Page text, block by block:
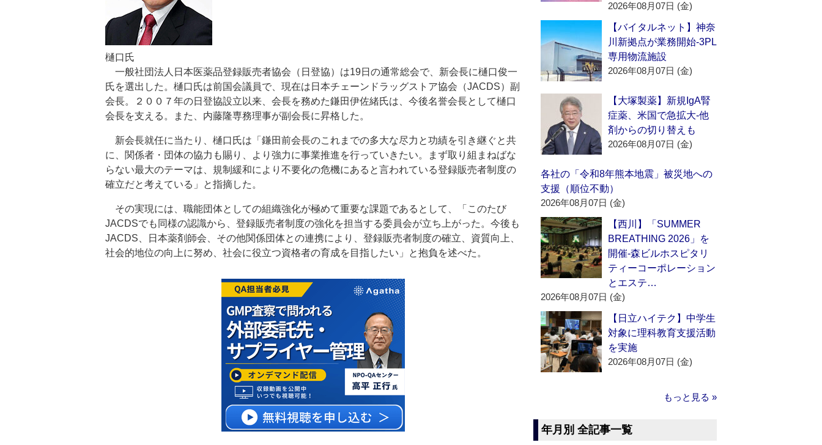
樋口氏
一般社団法人日本医薬品登録販売者協会（日登協）は19日の通常総会で、新会長に樋口俊一
氏を選出した。樋口氏は前国会議員で、現在は日本チェーンドラッグストア協会（JACDS）副
会長。２００７年の日登協設立以来、会長を務めた鎌田伊佐緒氏は、今後名誉会長として樋口
会長を支える。また、内藤隆専務理事が副会長に昇格した。
新会長就任に当たり、樋口氏は「鎌田前会長のこれまでの多大な尽力と功績を引き継ぐと共
に、関係者・団体の協力も賜り、より強力に事業推進を行っていきたい。まず取り組まねばな
らない最大のテーマは、規制緩和により不要化の危機にあると言われている登録販売者制度の
確立だと考えている」と指摘した。
その実現には、職能団体としての組織強化が極めて重要な課題であるとして、「このたび
JACDSでも同様の認識から、登録販売者制度の強化を担当する委員会が立ち上がった。今後も
JACDS、日本薬剤師会、その他関係団体との連携により、登録販売者制度の確立、資質向上、
社会的地位の向上に努め、社会に役立つ資格者の育成を目指したい」と抱負を述べた。
2026年08月07日 (金)
【バイタルネット】神奈
川新拠点が業務開始‐3PL
専用物流施設
2026年08月07日 (金)
【大塚製薬】新規IgA腎
症薬、米国で急拡大‐他
剤からの切り替えも
2026年08月07日 (金)
各社の「令和8年熊本地震」被災地への
支援（順位不動）
2026年08月07日 (金)
【西川】「SUMMER
BREATHING 2026」を
開催‐森ビルホスピタリ
ティーコーポレーション
とエステ…
2026年08月07日 (金)
【日立ハイテク】中学生
対象に理科教育支援活動
を実施
2026年08月07日 (金)
もっと見る »
年月別 全記事一覧